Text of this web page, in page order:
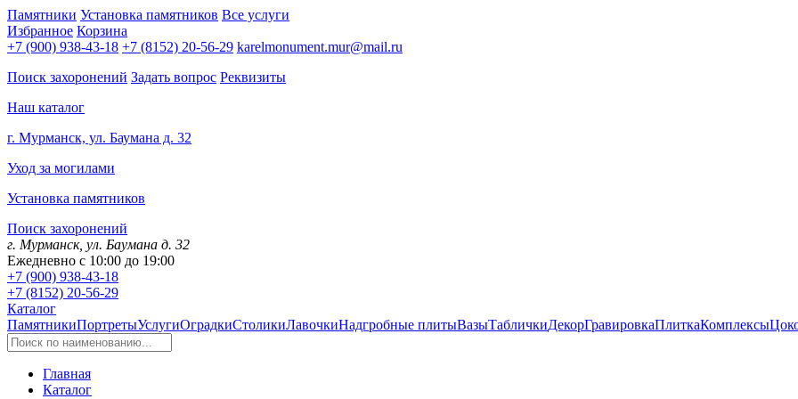
Памятники Установка памятников Все услуги
Избранное Корзина
+7 (900) 938-43-18 +7 (8152) 20-56-29 karelmonument.mur@mail.ru
Поиск захоронений Задать вопрос Реквизиты
Наш каталог
г. Мурманск, ул. Баумана д. 32
Уход за могилами
Установка памятников
Поиск захоронений
г. Мурманск, ул. Баумана д. 32
Ежедневно с 10:00 до 19:00
+7 (900) 938-43-18
+7 (8152) 20-56-29
Каталог
ПамятникиПортретыУслугиОградкиСтоликиЛавочкиНадгробные плитыВазыТабличкиДекорГравировкаПлиткаКомплексы
Главная
Каталог